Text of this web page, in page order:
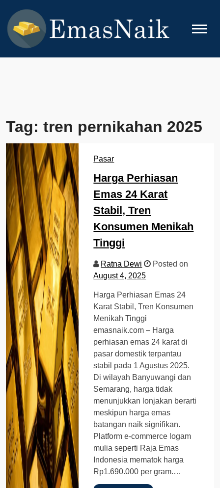
content
EMASNAIK
Topik Seputar Emas
Tag: tren pernikahan 2025
Pasar
Harga Perhiasan
Emas 24 Karat
Stabil, Tren
Konsumen Menikah
Tinggi
Ratna Dewi
Posted on
August 4, 2025
Harga Perhiasan Emas 24
Karat Stabil, Tren Konsumen
Menikah Tinggi
emasnaik.com – Harga
perhiasan emas 24 karat di
pasar domestik terpantau
stabil pada 1 Agustus 2025.
Di wilayah Banyuwangi dan
Semarang, harga tidak
menunjukkan lonjakan berarti
meskipun harga emas
batangan naik signifikan.
Platform e-commerce logam
mulia seperti Raja Emas
Indonesia mematok harga
Rp1.690.000 per gram.…